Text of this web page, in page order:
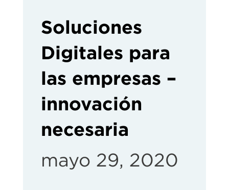
Soluciones
Digitales para
las empresas –
innovación
necesaria
mayo 29, 2020